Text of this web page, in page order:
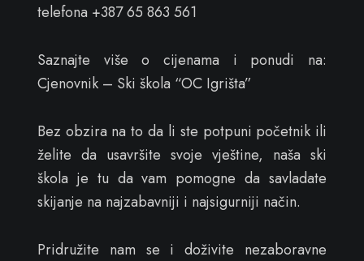
telefona +387 65 863 561
Saznajte više o cijenama i ponudi na:
Cjenovnik – Ski škola “OC Igrišta”
Bez obzira na to da li ste potpuni početnik ili
želite da usavršite svoje vještine, naša ski
škola je tu da vam pomogne da savladate
skijanje na najzabavniji i najsigurniji način.
Pridružite nam se i doživite nezaboravne